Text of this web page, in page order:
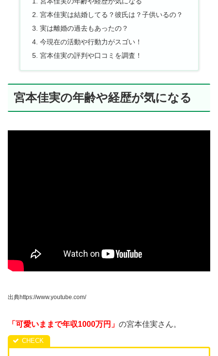
宮本佳実は結婚してる？彼氏は？子供いるの？
実は離婚の過去もあったの？
今現在の活動や行動力がスゴい！
宮本佳実の評判や口コミを調査！
宮本佳実の年齢や経歴が気になる
出典https://www.youtube.com/
「可愛いままで年収1000万円」 の宮本佳実さん。